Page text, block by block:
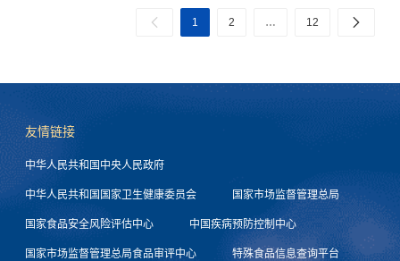
1 2 … 12
友情链接
中华人民共和国中央人民政府
中华人民共和国国家卫生健康委员会 国家市场监督管理总局
国家食品安全风险评估中心 中国疾病预防控制中心
国家市场监督管理总局食品审评中心 特殊食品信息查询平台